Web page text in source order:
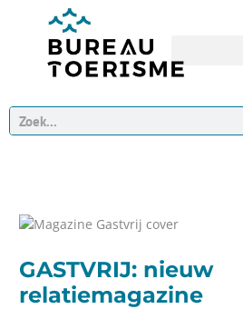
Zoeken
GASTVRIJ: nieuw
relatiemagazine